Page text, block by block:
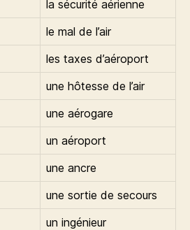
la sécurité aérienne
le mal de l’air
les taxes d’aéroport
une hôtesse de l’air
une aérogare
un aéroport
une ancre
une sortie de secours
un ingénieur